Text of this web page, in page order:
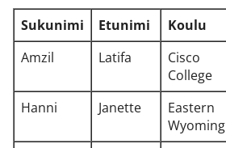
Sukunimi Etunimi Koulu
Amzil
Latifa
Cisco
College
Hanni Janette
Eastern
Wyoming